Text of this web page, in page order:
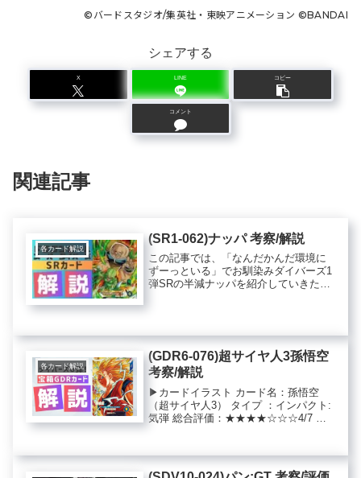
©︎バードスタジオ/集英社・東映アニメーション ©︎BANDAI
シェアする
X LINE コピー
コメント
関連記事
各カード解説
(SR1-062)ナッパ 考察/解説
この記事では、「なんだかんだ環境に
ずーっといる」でお馴染みダイバーズ1
弾SRの半減ナッパを紹介していきたい
各カード解説
(GDR6-076)超サイヤ人3孫悟空
考察/解説
▶︎カードイラスト カード名：孫悟空
（超サイヤ人3） タイプ ：インパクト:
気弾 総合評価：★★★★☆☆☆4/7 体
1/5 固有特性：★★★☆☆ 3/5 初期気…